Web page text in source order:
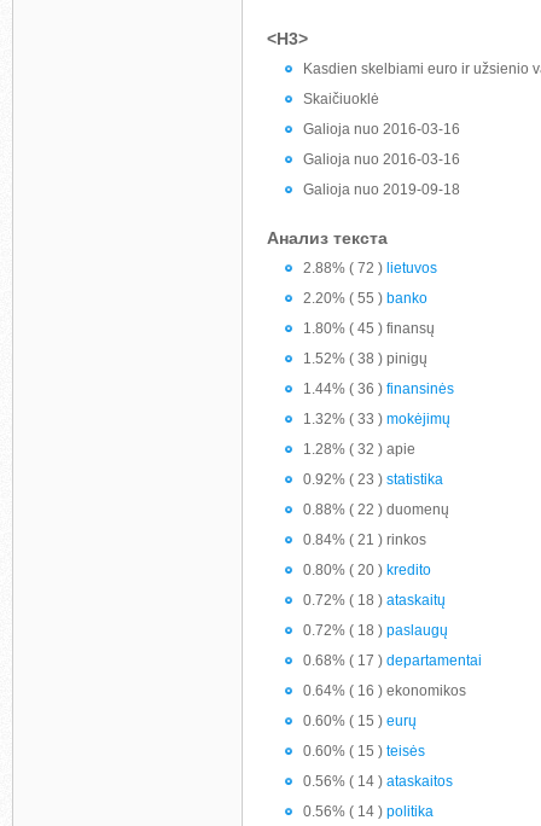
<H3>
Kasdien skelbiami euro ir užsienio
Skaičiuoklė
Galioja nuo 2016-03-16
Galioja nuo 2016-03-16
Galioja nuo 2019-09-18
Анализ текста
2.88% ( 72 ) lietuvos
2.20% ( 55 ) banko
1.80% ( 45 ) finansų
1.52% ( 38 ) pinigų
1.44% ( 36 ) finansinės
1.32% ( 33 ) mokėjimų
1.28% ( 32 ) apie
0.92% ( 23 ) statistika
0.88% ( 22 ) duomenų
0.84% ( 21 ) rinkos
0.80% ( 20 ) kredito
0.72% ( 18 ) ataskaitų
0.72% ( 18 ) paslaugų
0.68% ( 17 ) departamentai
0.64% ( 16 ) ekonomikos
0.60% ( 15 ) eurų
0.60% ( 15 ) teisės
0.56% ( 14 ) ataskaitos
0.56% ( 14 ) politika